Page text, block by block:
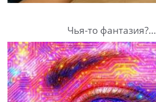
Чья-то фантазия?...